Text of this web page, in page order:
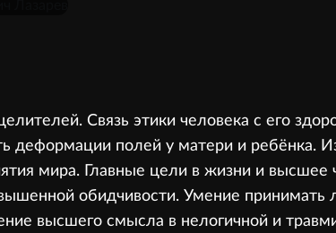
Связь этики человека с его
деформации полей у матери и ребёнка.
мира. Главные цели в жизни и высшее
обидчивости. Умение принимать
высшего смысла в нелогичной и